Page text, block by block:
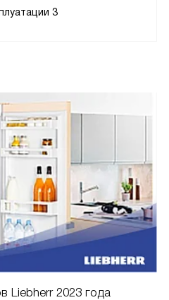
3
Liebherr 2023 года